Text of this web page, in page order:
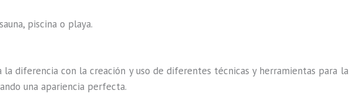
piscina o playa.
diferencia con la creación y uso de diferentes técnicas y herramientas para la
una apariencia perfecta.